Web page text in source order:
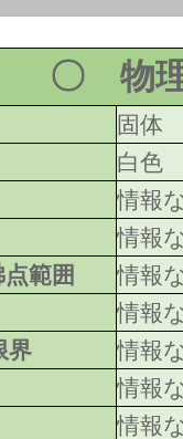
〇 物
固体
白色
情報
情報
範囲
情報
情報
界
情報
情報
情報